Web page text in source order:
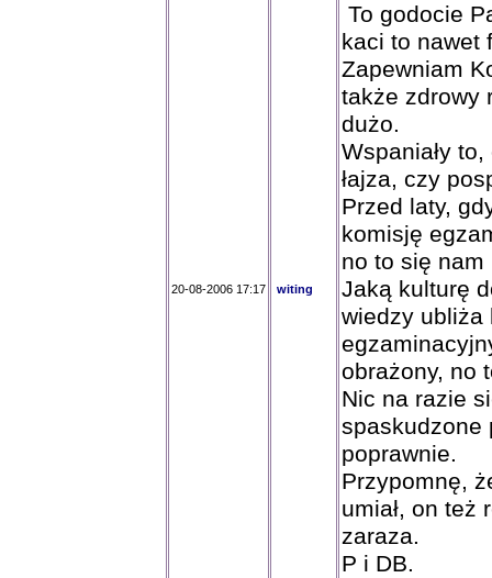
20-08-2006 17:17 witing
To godocie
kaci to nawet
Zapewniam
także zdrowy
dużo.
Wspaniały
łajza, czy
Przed laty,
komisję
no to się nam
Jaką kulturę
wiedzy ubliża
obrażony, no
Nic na razie
spaskudzone
poprawnie.
Przypomnę,
umiał, on też
zaraza.
P i DB.